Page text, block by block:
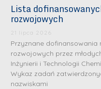
Lista
rozwojowych
21 lipca 2026
Przyznane
rozwojowych przez
Inżynierii i Technologii
Wykaz zadań
nazwiskami
S
r
e
b
r
n